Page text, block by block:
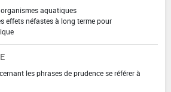
aquatiques
effets néfastes à long terme pour
les phrases de prudence se référer à